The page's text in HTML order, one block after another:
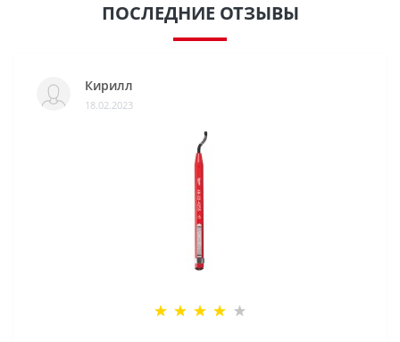
ПОСЛЕДНИЕ ОТЗЫВЫ
Кирилл
18.02.2023